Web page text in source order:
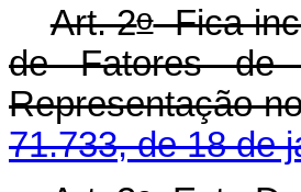
Art. 2oFica
de Fatores de
Representação
71.733, de 18 de